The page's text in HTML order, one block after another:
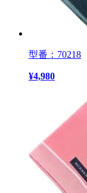
型番：70218
¥4,980